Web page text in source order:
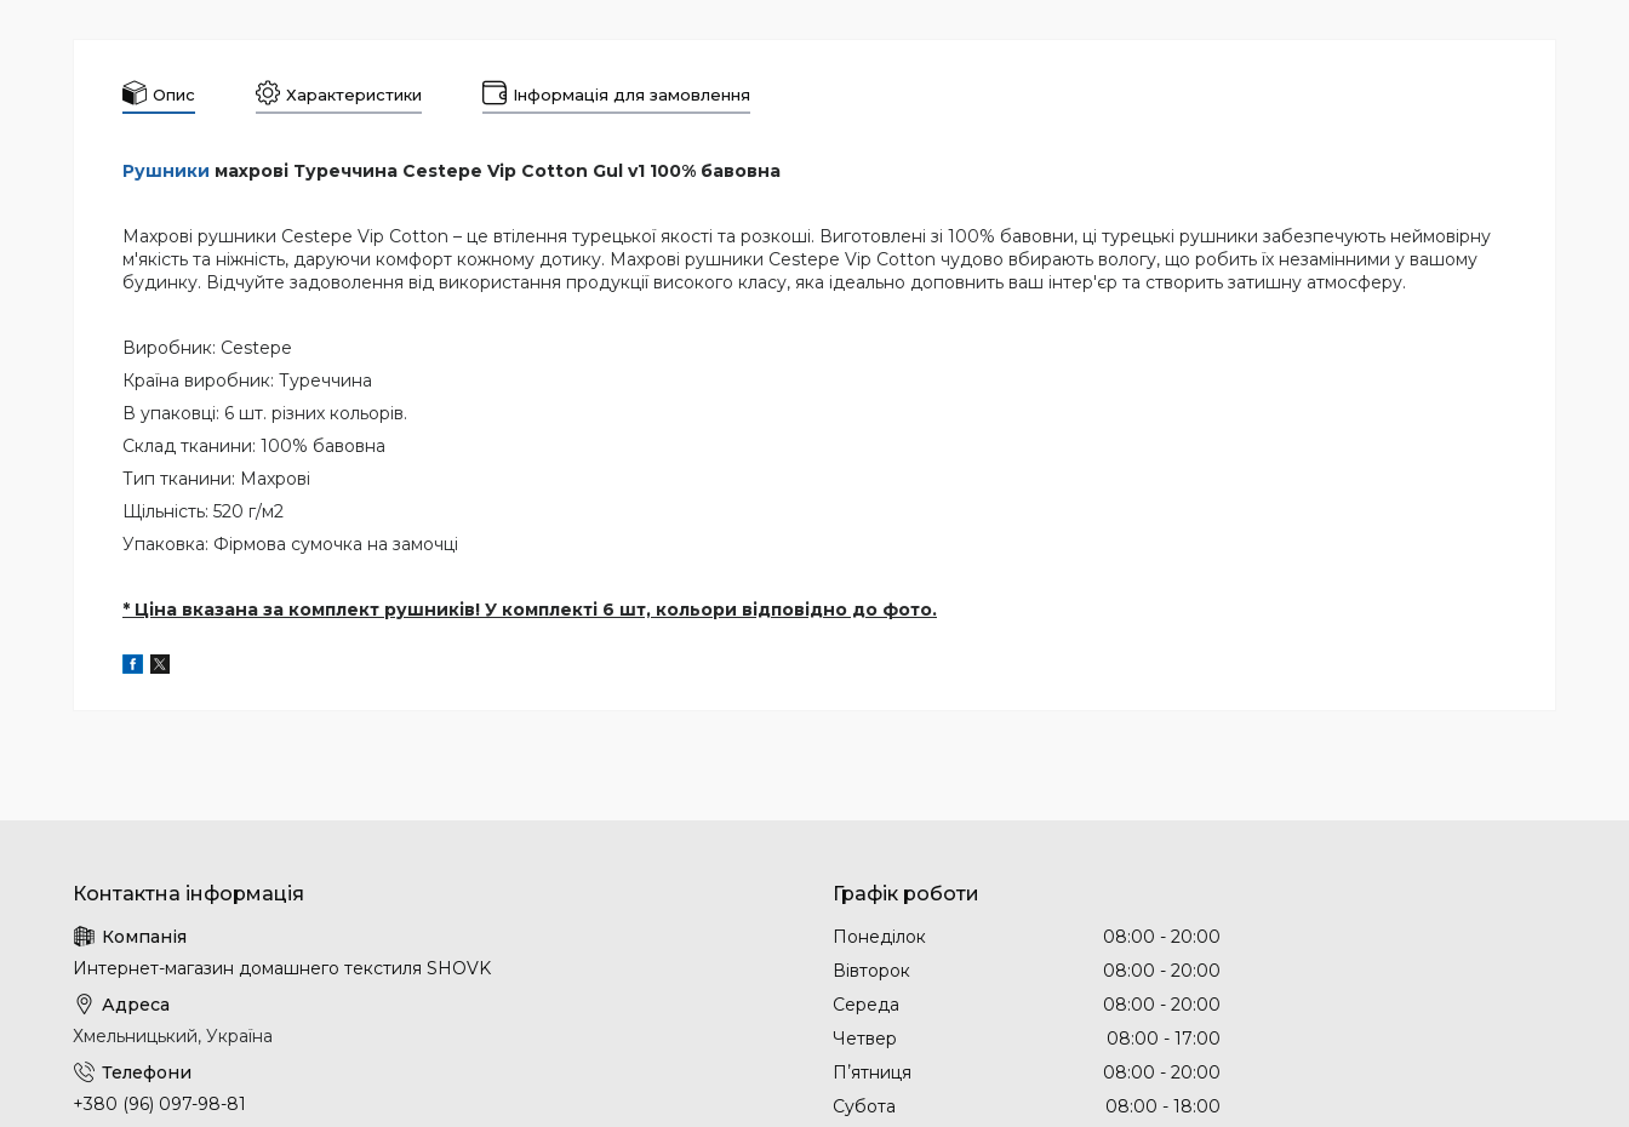
Опис Характеристики Інформація для замовлення
Рушники махрові Туреччина Cestepe Vip Cotton Gul v1 100% бавовна
Махрові рушники Cestepe Vip Cotton – це втілення турецької якості та розкоші. Виготовлені зі 100% бавовни, ці турецькі рушники забезпечують неймовірну
м'якість та ніжність, даруючи комфорт кожному дотику. Махрові рушники Cestepe Vip Cotton чудово вбирають вологу, що робить їх незамінними у вашому
будинку. Відчуйте задоволення від використання продукції високого класу, яка ідеально доповнить ваш інтер'єр та створить затишну атмосферу.
Виробник: Cestepe
Країна виробник: Туреччина
В упаковці: 6 шт. різних кольорів.
Склад тканини: 100% бавовна
Тип тканини: Махрові
Щільність: 520 г/м2
Упаковка: Фірмова сумочка на замочці
* Ціна вказана за комплект рушників! У комплекті 6 шт, кольори відповідно до фото.
Интернет-магазин домашнего текстиля SHOVK
Хмельницький, Україна
+380 (96) 097-98-81
Графік роботи
Понеділок 08:00
20:00
Вівторок
08:00
20:00
Середа
08:00
20:00
Четвер
08:00
17:00
Пʼятниця
08:00
20:00
Субота
08:00 18:00